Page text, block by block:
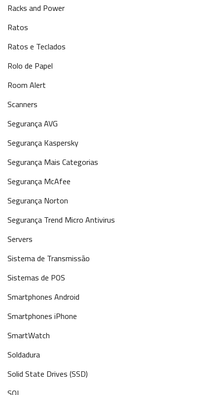
Racks and Power
Ratos
Ratos e Teclados
Rolo de Papel
Room Alert
Scanners
Segurança AVG
Segurança Kaspersky
Segurança Mais Categorias
Segurança McAfee
Segurança Norton
Segurança Trend Micro Antivirus
Servers
Sistema de Transmissão
Sistemas de POS
Smartphones Android
Smartphones iPhone
SmartWatch
Soldadura
Solid State Drives (SSD)